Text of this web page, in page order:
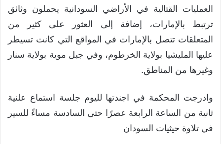
العمليات القتالية في الأراضي السودانية يحملون وثائق
ترتبط بالإمارات، إضافة إلى العثور على كثير من
المتعلقات تتصل بالإمارات في المواقع التي كانت تسيطر
عليها المليشيا بولاية الخرطوم، وفي جبل موية بولاية سنار
وغيرها من المناطق.
وادرجت المحكمة في اجندتها لليوم جلسة استماع علنية
ثانية من الساعة الرابعة عصرًا حتى السادسة مساءً للسير
في تلاوة حيثيات السودان